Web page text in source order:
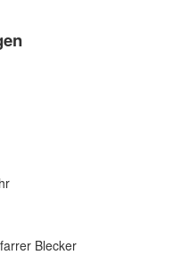
Blecker